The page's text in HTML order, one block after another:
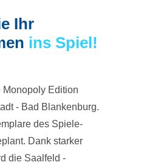
Ihr
ins Spiel!
Monopoly Edition
- Bad Blankenburg.
des Spiele-
Dank starker
die Saalfeld -